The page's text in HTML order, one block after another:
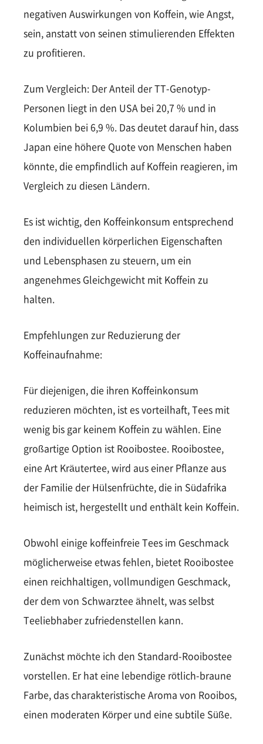
negativen Auswirkungen von Koffein, wie Angst,
sein, anstatt von seinen stimulierenden Effekten
zu profitieren.
Zum Vergleich: Der Anteil der TT-Genotyp-
Personen liegt in den USA bei 20,7 % und in
Kolumbien bei 6,9 %. Das deutet darauf hin, dass
Japan eine höhere Quote von Menschen haben
könnte, die empfindlich auf Koffein reagieren, im
Vergleich zu diesen Ländern.
Es ist wichtig, den Koffeinkonsum entsprechend
den individuellen körperlichen Eigenschaften
und Lebensphasen zu steuern, um ein
angenehmes Gleichgewicht mit Koffein zu
halten.
Empfehlungen zur Reduzierung der
Koffeinaufnahme:
Für diejenigen, die ihren Koffeinkonsum
reduzieren möchten, ist es vorteilhaft, Tees mit
wenig bis gar keinem Koffein zu wählen. Eine
großartige Option ist Rooibostee. Rooibostee,
eine Art Kräutertee, wird aus einer Pflanze aus
der Familie der Hülsenfrüchte, die in Südafrika
heimisch ist, hergestellt und enthält kein Koffein.
Obwohl einige koffeinfreie Tees im Geschmack
möglicherweise etwas fehlen, bietet Rooibostee
einen reichhaltigen, vollmundigen Geschmack,
der dem von Schwarztee ähnelt, was selbst
Teeliebhaber zufriedenstellen kann.
Zunächst möchte ich den Standard-Rooibostee
vorstellen. Er hat eine lebendige rötlich-braune
Farbe, das charakteristische Aroma von Rooibos,
einen moderaten Körper und eine subtile Süße.